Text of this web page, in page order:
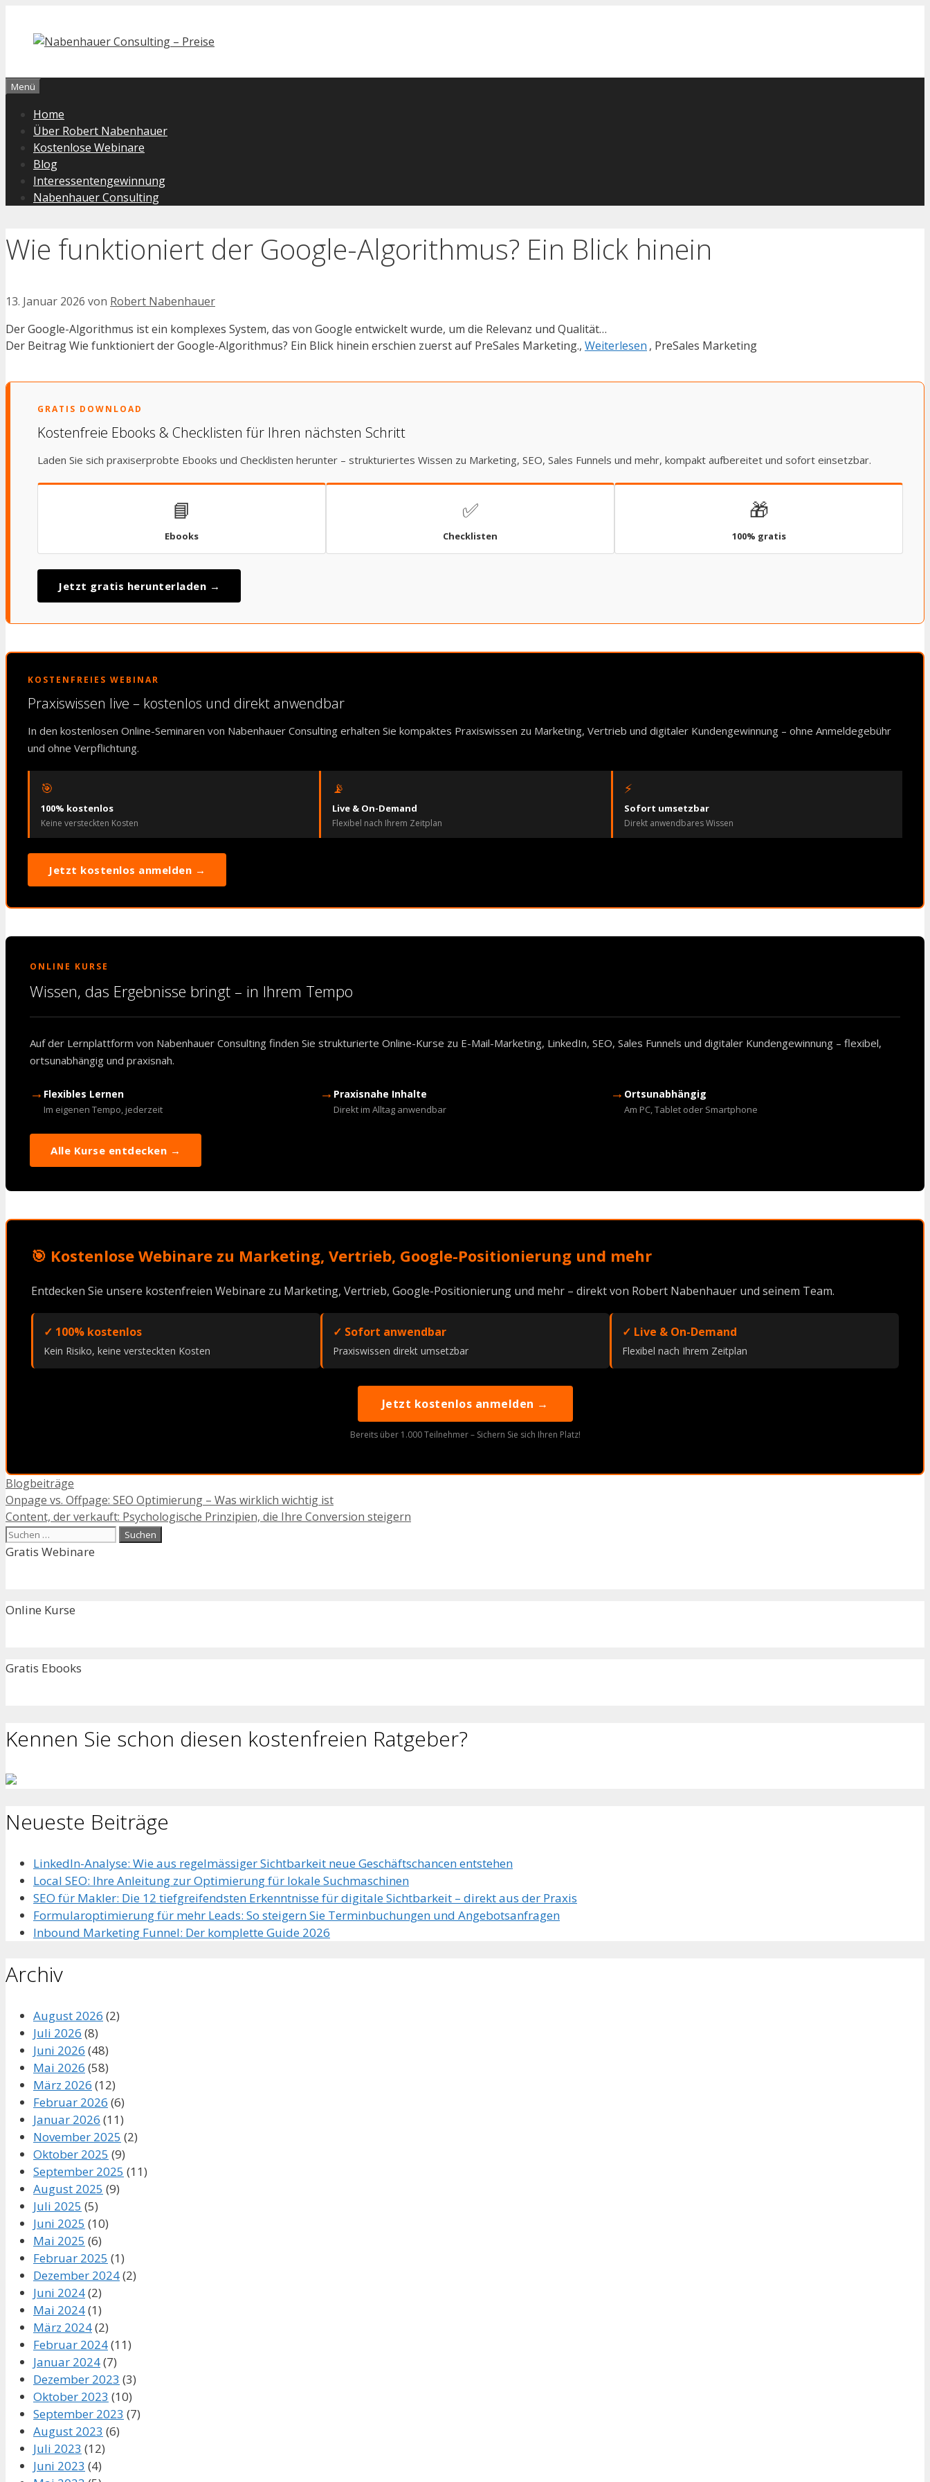
Inhalt
springen
Menü
Home
Über Robert Nabenhauer
Kostenlose Webinare
Blog
Interessentengewinnung
Nabenhauer Consulting
Wie funktioniert der Google-Algorithmus? Ein Blick hinein
13. Januar 2026 von Robert Nabenhauer
Der Google-Algorithmus ist ein komplexes System, das von Google entwickelt wurde, um die Relevanz und Qualität…
Der Beitrag Wie funktioniert der Google-Algorithmus? Ein Blick hinein erschien zuerst auf PreSales Marketing., Weiterlesen , PreSales Marketing
GRATIS DOWNLOAD
Kostenfreie Ebooks & Checklisten für Ihren nächsten Schritt
Laden Sie sich praxiserprobte Ebooks und Checklisten herunter – strukturiertes Wissen zu Marketing, SEO, Sales Funnels und mehr, kompakt aufbereitet und sofort einsetzbar.
📘
Ebooks
✅
Checklisten
🎁
100% gratis
Jetzt gratis herunterladen →
KOSTENFREIES WEBINAR
Praxiswissen live – kostenlos und direkt anwendbar
In den kostenlosen Online-Seminaren von Nabenhauer Consulting erhalten Sie kompaktes Praxiswissen zu Marketing, Vertrieb und digitaler Kundengewinnung – ohne Anmeldegebühr
und ohne Verpflichtung.
🎯
100% kostenlos
Keine versteckten Kosten
📡
Live & On-Demand
Flexibel nach Ihrem Zeitplan
⚡
Sofort umsetzbar
Direkt anwendbares Wissen
Jetzt kostenlos anmelden →
ONLINE KURSE
Wissen, das Ergebnisse bringt – in Ihrem Tempo
Auf der Lernplattform von Nabenhauer Consulting finden Sie strukturierte Online-Kurse zu E-Mail-Marketing, LinkedIn, SEO, Sales Funnels und digitaler Kundengewinnung – flexibel,
ortsunabhängig und praxisnah.
→ Flexibles Lernen
Im eigenen Tempo, jederzeit
→ Praxisnahe Inhalte
Direkt im Alltag anwendbar
→ Ortsunabhängig
Am PC, Tablet oder Smartphone
Alle Kurse entdecken →
🎯 Kostenlose Webinare zu Marketing, Vertrieb, Google-Positionierung und mehr
Entdecken Sie unsere kostenfreien Webinare zu Marketing, Vertrieb, Google-Positionierung und mehr – direkt von Robert Nabenhauer und seinem Team.
✓ 100% kostenlos
Kein Risiko, keine versteckten Kosten
✓ Sofort anwendbar
Praxiswissen direkt umsetzbar
✓ Live & On-Demand
Flexibel nach Ihrem Zeitplan
Jetzt kostenlos anmelden →
Bereits über 1.000 Teilnehmer – Sichern Sie sich Ihren Platz!
Kategorien
Blogbeiträge
Onpage vs. Offpage: SEO Optimierung – Was wirklich wichtig ist
Content, der verkauft: Psychologische Prinzipien, die Ihre Conversion steigern
Suchen
nach:
Gratis Webinare
Online Kurse
Gratis Ebooks
Kennen Sie schon diesen kostenfreien Ratgeber?
Neueste Beiträge
LinkedIn-Analyse: Wie aus regelmässiger Sichtbarkeit neue Geschäftschancen entstehen
Local SEO: Ihre Anleitung zur Optimierung für lokale Suchmaschinen
SEO für Makler: Die 12 tiefgreifendsten Erkenntnisse für digitale Sichtbarkeit – direkt aus der Praxis
Formularoptimierung für mehr Leads: So steigern Sie Terminbuchungen und Angebotsanfragen
Inbound Marketing Funnel: Der komplette Guide 2026
Archiv
August 2026 (2)
Juli 2026 (8)
Juni 2026 (48)
Mai 2026 (58)
März 2026 (12)
Februar 2026 (6)
Januar 2026 (11)
November 2025 (2)
Oktober 2025 (9)
September 2025 (11)
August 2025 (9)
Juli 2025 (5)
Juni 2025 (10)
Mai 2025 (6)
Februar 2025 (1)
Dezember 2024(2)
Juni 2024(2)
Mai 2024(1)
März 2024(2)
Februar 2024(11)
Januar 2024(7)
Dezember 2023 (3)
Oktober 2023 (10)
September 2023 (7)
August 2023 (6)
Juli 2023 (12)
Juni 2023 (4)